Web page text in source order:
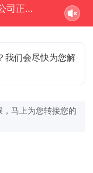
深圳市吉顺安科技有限公司正在为您服务
我们会尽快为您解
马上为您转接您的